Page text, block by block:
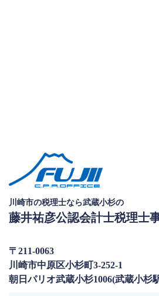
川崎市の税理士なら武蔵小杉の
藤井祐彦公認会計士税理士
〒211-0063
川崎市中原区小杉町3-252-1
朝日パリオ武蔵小杉1006(武蔵小杉